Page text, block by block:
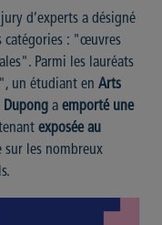
d’experts a désigné
catégories : "œuvres
Parmi les lauréats
un étudiant en Arts
Dupong a emporté une
exposée au
sur les nombreux